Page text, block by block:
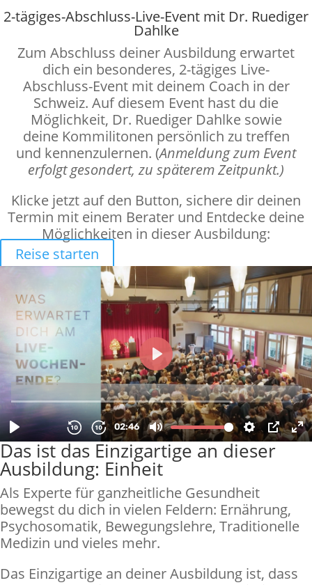
2-tägiges-Abschluss-Live-Event mit Dr. Ruediger
Dahlke
Zum Abschluss deiner Ausbildung erwartet
dich ein besonderes, 2-tägiges Live-
Abschluss-Event mit deinem Coach in der
Schweiz. Auf diesem Event hast du die
Möglichkeit, Dr. Ruediger Dahlke sowie
deine Kommilitonen persönlich zu treffen
und kennenzulernen. (Anmeldung zum Event
erfolgt gesondert, zu späterem Zeitpunkt.)
Klicke jetzt auf den Button, sichere dir deinen
Termin mit einem Berater und Entdecke deine
Möglichkeiten in dieser Ausbildung:
Reise starten
Das ist das Einzigartige an dieser
Ausbildung: Einheit
Als Experte für ganzheitliche Gesundheit
bewegst du dich in vielen Feldern: Ernährung,
Psychosomatik, Bewegungslehre, Traditionelle
Medizin und vieles mehr.
Das Einzigartige an deiner Ausbildung ist, dass